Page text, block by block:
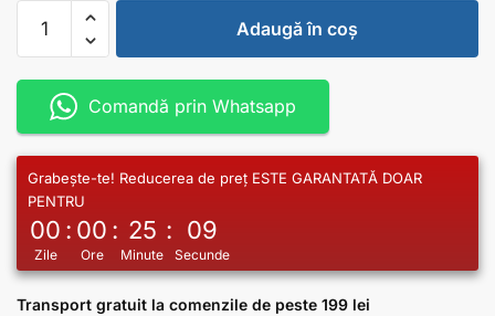
Adaugă în coș
Comandă prin Whatsapp
Grabește-te! Reducerea de preț ESTE GARANTATĂ DOAR
PENTRU
00
Zile
: 00
Ore
: 25
Minute
: 09
Secunde
Transport gratuit la comenzile de peste 199 lei